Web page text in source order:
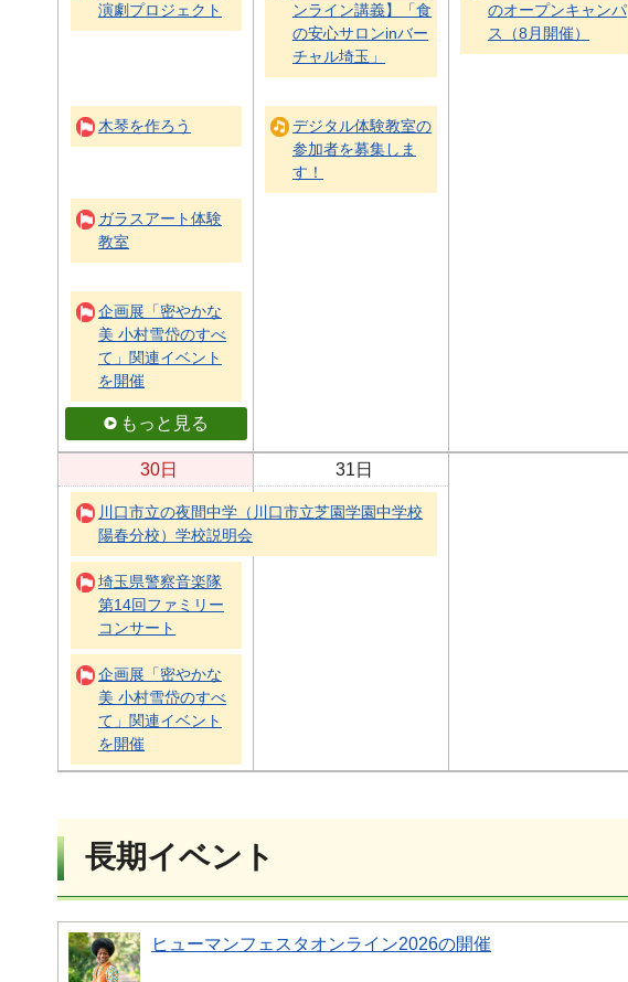
演劇プロジェクト
ンライン講義】「食
の安心サロンinバー
チャル埼玉」
のオープンキャンパ
ス（8月開催）
木琴を作ろう
デジタル体験教室の
参加者を募集しま
す！
ガラスアート体験
教室
企画展「密やかな
美 小村雪岱のすべ
て」関連イベント
を開催
もっと見る
30日 31日
川口市立の夜間中学（川口市立芝園学園中学校
陽春分校）学校説明会
埼玉県警察音楽隊
第14回ファミリー
コンサート
企画展「密やかな
美 小村雪岱のすべ
て」関連イベント
を開催
長期イベント
ヒューマンフェスタオンライン2026の開催